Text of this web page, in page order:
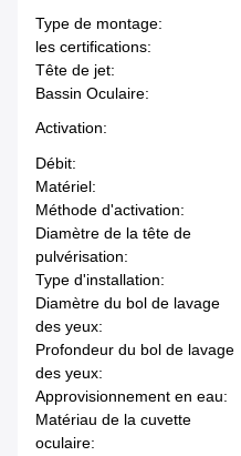
Type de montage:
les certifications:
Tête de jet:
Bassin Oculaire:
Activation:
Débit:
Matériel:
Méthode d'activation:
Diamètre de la tête de
pulvérisation:
Type d'installation:
Diamètre du bol de lavage
des yeux:
Profondeur du bol de lavage
des yeux:
Approvisionnement en eau:
Matériau de la cuvette
oculaire: